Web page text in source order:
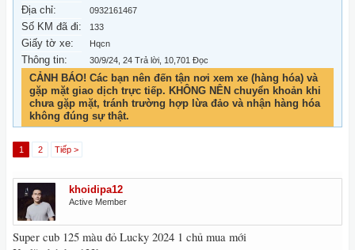
Địa chỉ: 0932161467
Số KM đã đi: 133
Giấy tờ xe: Hqcn
Thông tin: 30/9/24 , 24 Trả lời, 10,701 Đọc
CẢNH BÁO! Các bạn nên đến tận nơi xem xe (hàng hóa) và
gặp mặt giao dịch trực tiếp. KHÔNG NÊN chuyển khoản khi
chưa gặp mặt, tránh trường hợp lừa đảo và nhận hàng hóa
không đúng sự thật.
1 2 Tiếp >
khoidipa12
Active Member
Super cub 125 màu đỏ Lucky 2024 1 chủ mua mới